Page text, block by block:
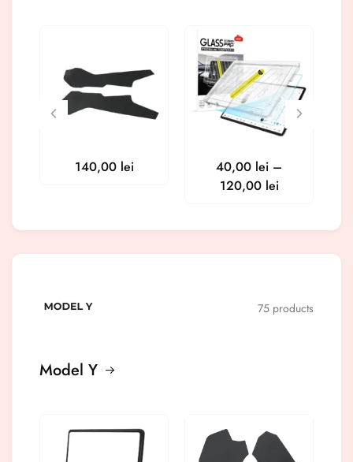
140,00 lei 40,00 lei –
120,00 lei
75 products
Model Y